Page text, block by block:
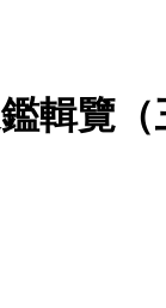
輯覽（